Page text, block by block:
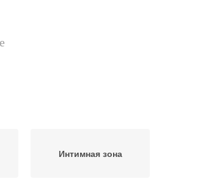
Интимная зона